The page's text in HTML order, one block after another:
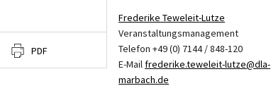
PDF
Frederike Teweleit-Lutze
Veranstaltungsmanagement
Telefon +49 (0) 7144 / 848-120
E-Mailfrederike.teweleit-lutze@dla-
marbach.de